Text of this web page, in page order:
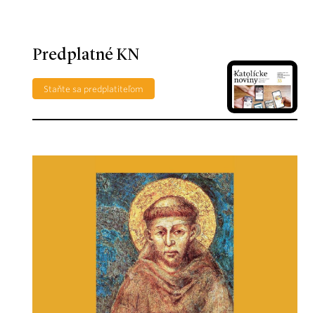
Predplatné KN
Staňte sa predplatiteľom